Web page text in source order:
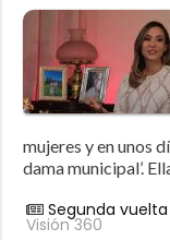
mujeres y en unos
dama municipal’.
Segunda
Visión 360